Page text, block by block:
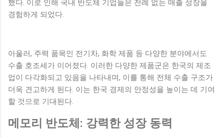
했다. 이로 인해 국내 반도체 기업들은 전례 없는 매출 성장을
경험하게 되었다.
아울러, 주력 품목인 전기차, 화학 제품 등 다양한 분야에서도
수출 호조세가 이어졌다. 이러한 다양한 제품군은 한국의 제조
업이 다각화되고 있음을 나타내며, 이를 통해 전체 수출 구조가
더욱 견고하게 된다. 이는 한국 경제의 안정성을 높이는 데 기여
할 것으로 기대된다.
메모리 반도체: 강력한 성장 동력